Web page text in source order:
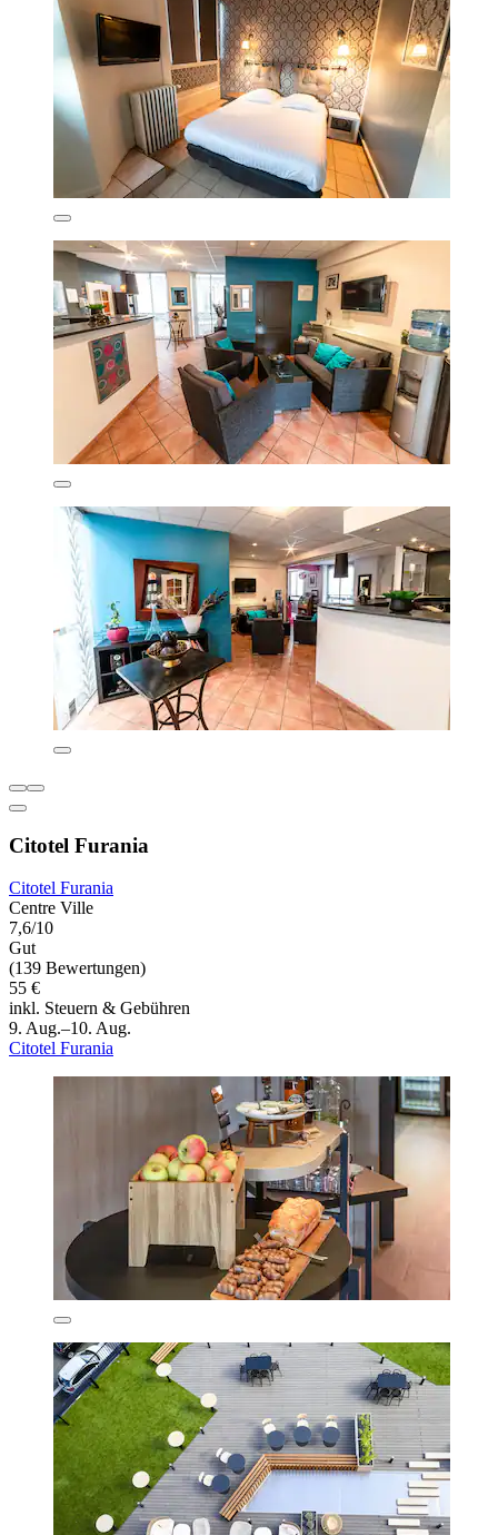
Citotel Furania
Citotel Furania
Centre Ville
7,6/10
Gut
(139 Bewertungen)
55 €
inkl. Steuern & Gebühren
9. Aug.–10. Aug.
Citotel Furania